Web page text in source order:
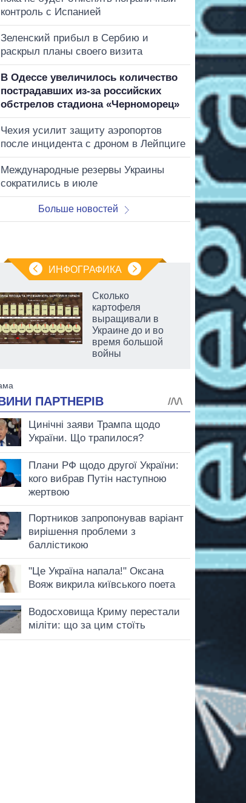
контроль с Испанией
Зеленский прибыл в Сербию и
раскрыл планы своего визита
В Одессе увеличилось количество
пострадавших из-за российских
обстрелов стадиона «Черноморец»
Чехия усилит защиту аэропортов
после инцидента с дроном в Лейпциге
Международные резервы Украины
сократились в июле
Больше новостей
ИНФОГРАФИКА
Сколько
картофеля
выращивали в
Украине до и во
время большой
войны